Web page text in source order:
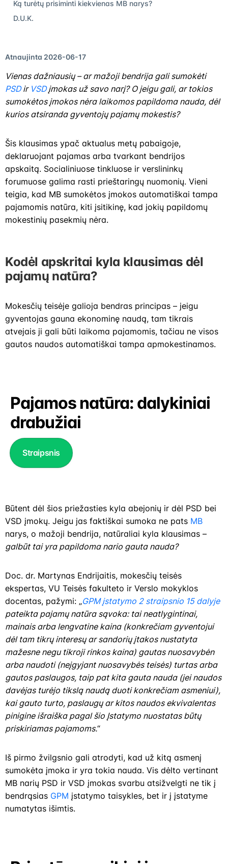
Ką turėtų prisiminti kiekvienas MB narys?
D.U.K.
Atnaujinta 2026-06-17
Vienas dažniausių – ar mažoji bendrija gali sumokėti
PSDir VSDįmokas už savo narį? O jeigu gali, ar tokios
sumokėtos įmokos nėra laikomos papildoma nauda, dėl
kurios atsiranda gyventojų pajamų mokestis?
Šis klausimas ypač aktualus metų pabaigoje,
deklaruojant pajamas arba tvarkant bendrijos
apskaitą. Socialiniuose tinkluose ir verslininkų
forumuose galima rasti prieštaringų nuomonių. Vieni
teigia, kad MB sumokėtos įmokos automatiškai tampa
pajamomis natūra, kiti įsitikinę, kad jokių papildomų
mokestinių pasekmių nėra.
Kodėl apskritai kyla klausimas dėl
pajamų natūra?
Mokesčių teisėje galioja bendras principas – jeigu
gyventojas gauna ekonominę naudą, tam tikrais
atvejais ji gali būti laikoma pajamomis, tačiau ne visos
gautos naudos automatiškai tampa apmokestinamos.
Pajamos natūra: dalykiniai
drabužiai
Straipsnis
Būtent dėl šios priežasties kyla abejonių ir dėl PSD bei
VSD įmokų. Jeigu jas faktiškai sumoka ne pats MB
narys, o mažoji bendrija, natūraliai kyla klausimas –
galbūt tai yra papildoma nario gauta nauda?
Doc. dr. Martynas Endrijaitis, mokesčių teisės
ekspertas, VU Teisės fakulteto ir Verslo mokyklos
docentas, pažymi: „GPM įstatymo 2 straipsnio 15 dalyje
pateikta pajamų natūra sąvoka: tai neatlygintinai,
mainais arba lengvatine kaina (konkrečiam gyventojui
dėl tam tikrų interesų ar sandorių įtakos nustatyta
mažesne negu tikroji rinkos kaina) gautas nuosavybėn
arba naudoti (neįgyjant nuosavybės teisės) turtas arba
gautos paslaugos, taip pat kita gauta nauda (jei naudos
davėjas turėjo tikslą naudą duoti konkrečiam asmeniui),
kai gauto turto, paslaugų ar kitos naudos ekvivalentas
pinigine išraiška pagal šio Įstatymo nuostatas būtų
priskiriamas pajamoms.“
Iš pirmo žvilgsnio gali atrodyti, kad už kitą asmenį
sumokėta įmoka ir yra tokia nauda. Vis dėlto vertinant
MB narių PSD ir VSD įmokas svarbu atsižvelgti ne tik į
bendrąsias GPM įstatymo taisykles, bet ir į įstatyme
numatytas išimtis.